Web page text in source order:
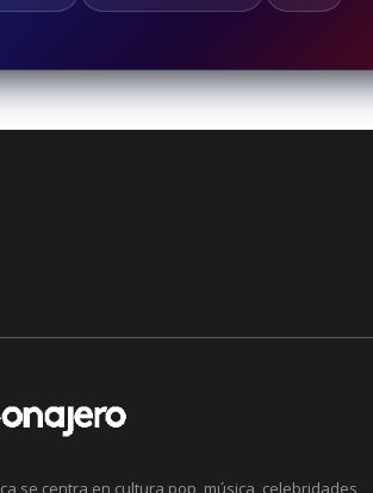
se centra en cultura pop, música, celebridades,